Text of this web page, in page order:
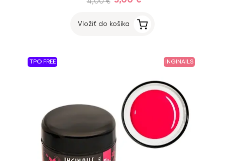
Vložiť do košíka
TPO FREE INGINAILS